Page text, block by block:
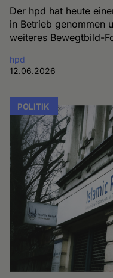
Der hpd hat heute
in Betrieb genommen
weiteres Bewegtbild-
hpd
12.06.2026
POLITIK